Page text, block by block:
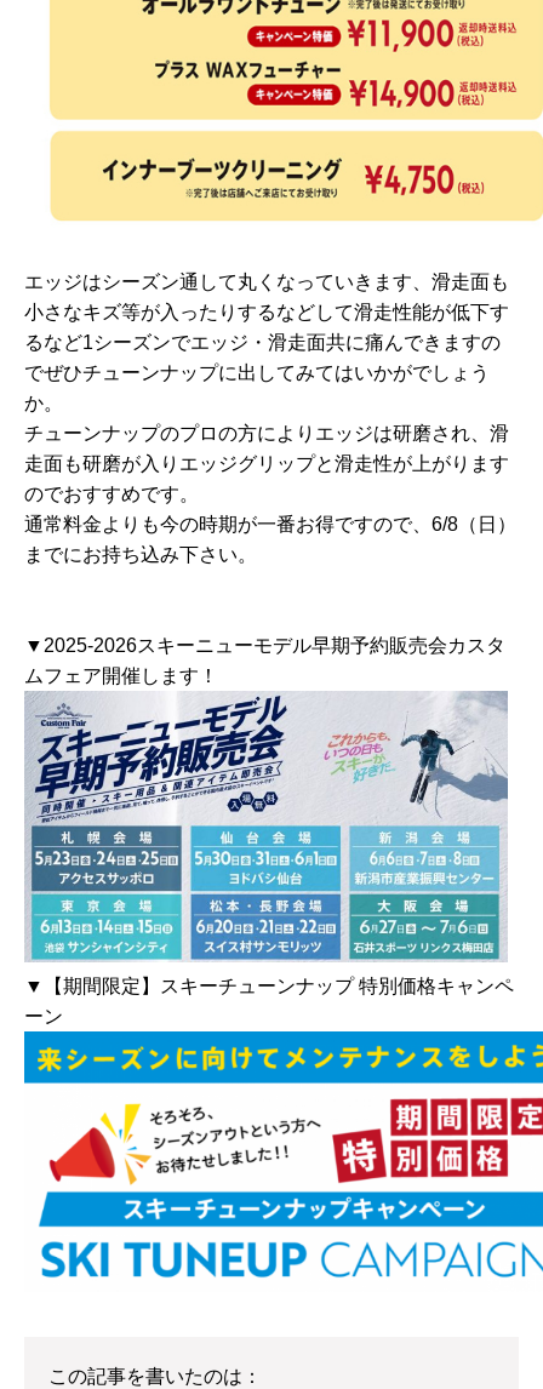
エッジはシーズン通して丸くなっていきます、滑走面も
小さなキズ等が入ったりするなどして滑走性能が低下す
るなど1シーズンでエッジ・滑走面共に痛んできますの
でぜひチューンナップに出してみてはいかがでしょう
か。
チューンナップのプロの方によりエッジは研磨され、滑
走面も研磨が入りエッジグリップと滑走性が上がります
のでおすすめです。
通常料金よりも今の時期が一番お得ですので、6/8（日）
までにお持ち込み下さい。
▼2025-2026スキーニューモデル早期予約販売会カスタ
ムフェア開催します！
▼【期間限定】スキーチューンナップ 特別価格キャンペ
ーン
この記事を書いたのは：